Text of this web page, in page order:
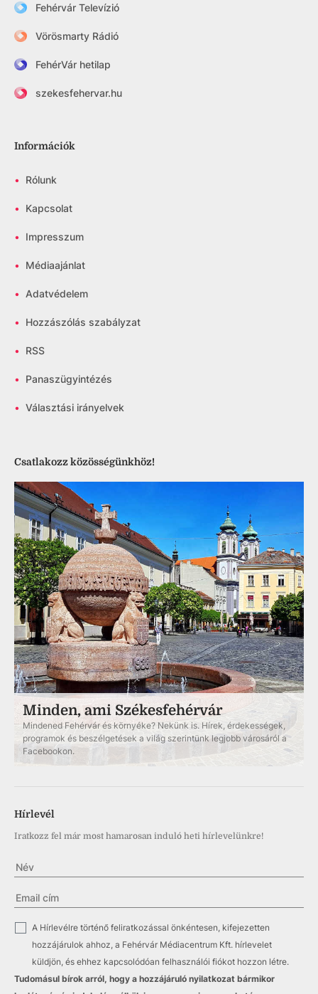
Fehérvár Televízió
Vörösmarty Rádió
FehérVár hetilap
szekesfehervar.hu
Információk
• Rólunk
• Kapcsolat
• Impresszum
• Médiaajánlat
• Adatvédelem
• Hozzászólás szabályzat
• RSS
• Panaszügyintézés
• Választási irányelvek
Csatlakozz közösségünkhöz!
Minden, ami Székesfehérvár
Mindened Fehérvár és környéke? Nekünk is. Hírek, érdekességek,
programok és beszélgetések a világ szerintünk legjobb városáról a
Facebookon.
Hírlevél
Iratkozz fel már most hamarosan induló heti hírlevelünkre!
A Hírlevélre történő feliratkozással önkéntesen, kifejezetten
hozzájárulok ahhoz, a Fehérvár Médiacentrum Kft. hírlevelet
küldjön, és ehhez kapcsolódóan felhasználói fiókot hozzon létre.
Tudomásul bírok arról, hogy a hozzájáruló nyilatkozat bármikor